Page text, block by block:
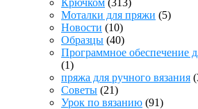
Крючком (313)
Моталки для пряжи (5)
Новости (10)
Образцы (40)
Программное обеспечение
(1)
пряжа для ручного вязания
Советы (21)
Урок по вязанию (91)